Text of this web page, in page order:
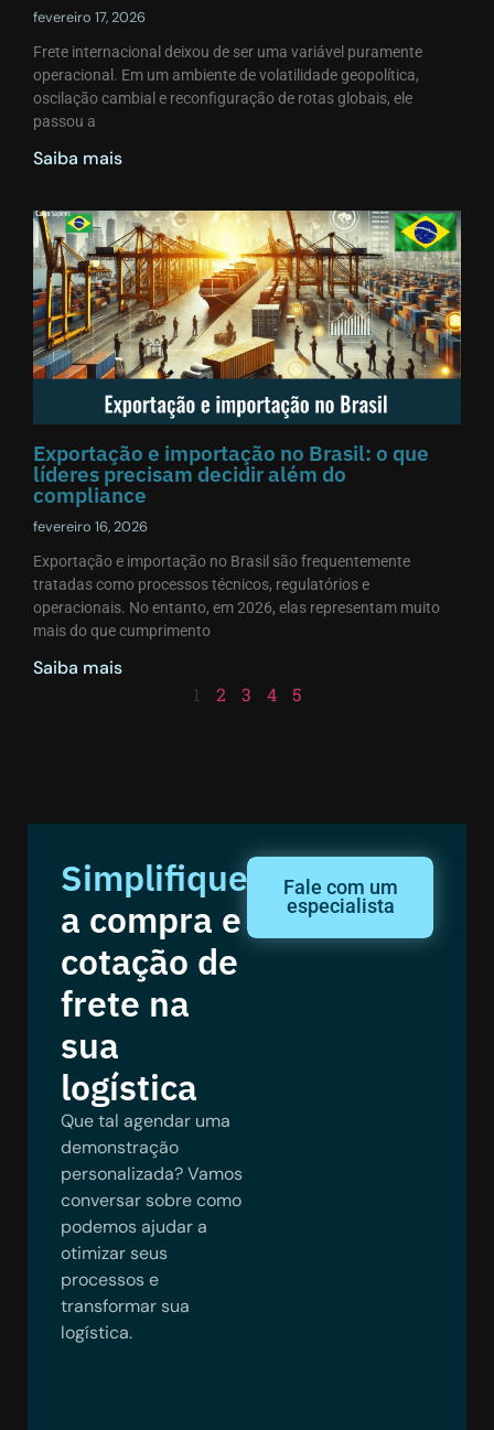
fevereiro 17, 2026
Frete internacional deixou de ser uma variável puramente
operacional. Em um ambiente de volatilidade geopolítica,
oscilação cambial e reconfiguração de rotas globais, ele
passou a
Saiba mais
Exportação e importação no Brasil: o que
líderes precisam decidir além do
compliance
fevereiro 16, 2026
Exportação e importação no Brasil são frequentemente
tratadas como processos técnicos, regulatórios e
operacionais. No entanto, em 2026, elas representam muito
mais do que cumprimento
Saiba mais
1
2 3 4 5
Simplifique
a compra e
cotação de
frete na
sua
logística
Que tal agendar uma
demonstração
personalizada? Vamos
conversar sobre como
podemos ajudar a
otimizar seus
processos e
transformar sua
logística.
Fale com um
especialista